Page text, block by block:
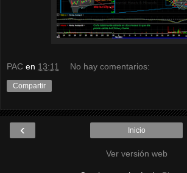
PAC en 13:11 No hay comentarios:
Compartir
‹ Inicio
Ver versión web